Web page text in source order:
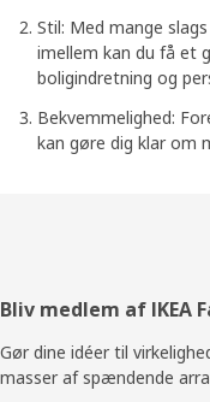
Stil: Med mange
imellem kan du få et
boligindretning og
Bekvemmelighed:
kan gøre dig klar om
Footer
Bliv medlem af IKEA
Gør dine idéer til
masser af spændende